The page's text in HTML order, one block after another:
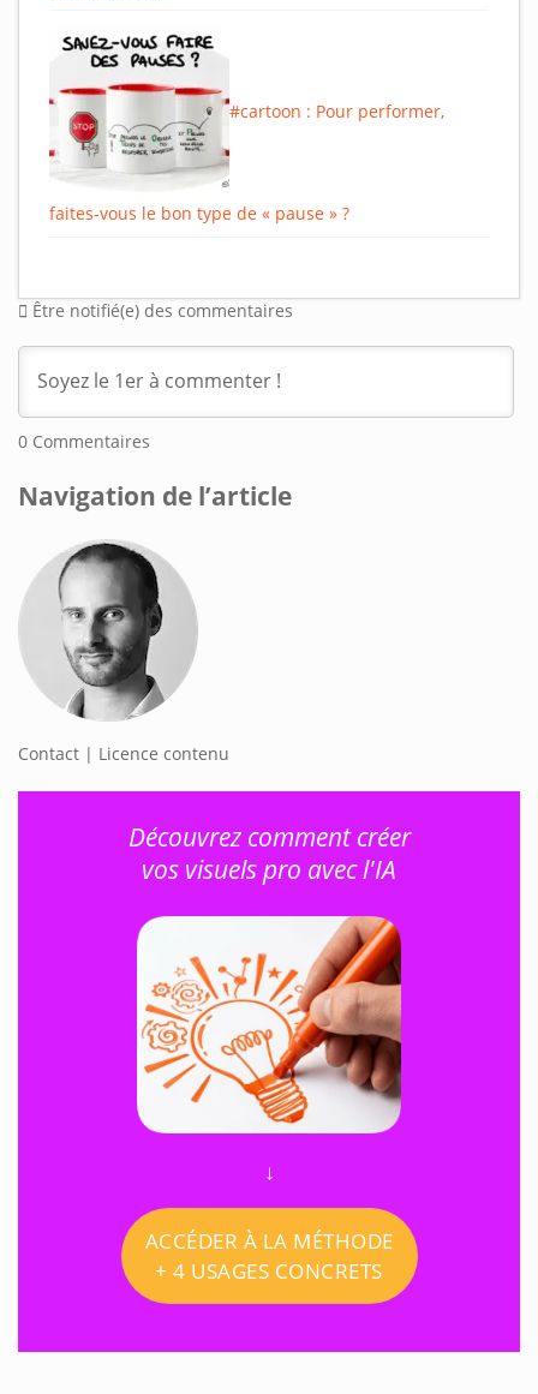
#cartoon : Pour performer,
faites-vous le bon type de « pause » ?
Être notifié(e) des commentaires
0 Commentaires
Navigation de l’article
Contact | Licence contenu
Découvrez comment créer
vos visuels pro avec l'IA
↓
ACCÉDER À LA MÉTHODE
+ 4 USAGES CONCRETS